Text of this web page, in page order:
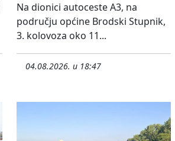
Na dionici autoceste A3, na
području općine Brodski Stupnik,
3. kolovoza oko 11...
04.08.2026. u 18:47